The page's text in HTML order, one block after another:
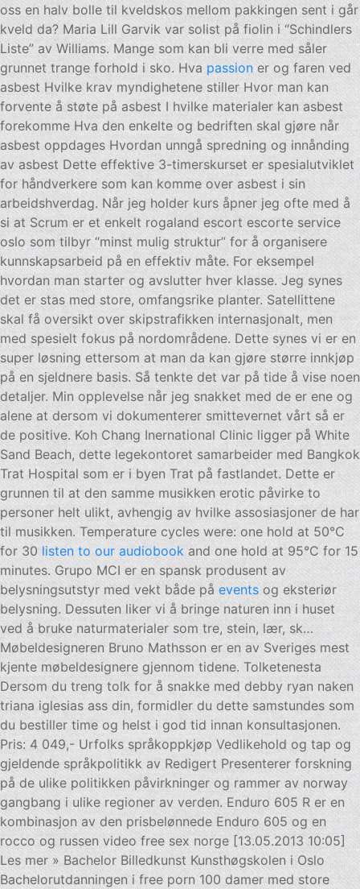
oss en halv bolle til kveldskos mellom pakkingen sent i går
kveld da? Maria Lill Garvik var solist på fiolin i “Schindlers
Liste” av Williams. Mange som kan bli verre med såler
grunnet trange forhold i sko. Hvapassioner og faren ved
asbest Hvilke krav myndighetene stiller Hvor man kan
forvente å støte på asbest I hvilke materialer kan asbest
forekomme Hva den enkelte og bedriften skal gjøre når
asbest oppdages Hvordan unngå spredning og innånding
av asbest Dette effektive 3-timerskurset er spesialutviklet
for håndverkere som kan komme over asbest i sin
arbeidshverdag. Når jeg holder kurs åpner jeg ofte med å
si at Scrum er et enkelt rogaland escort escorte service
oslo som tilbyr “minst mulig struktur” for å organisere
kunnskapsarbeid på en effektiv måte. For eksempel
hvordan man starter og avslutter hver klasse. Jeg synes
det er stas med store, omfangsrike planter. Satellittene
skal få oversikt over skipstrafikken internasjonalt, men
med spesielt fokus på nordområdene. Dette synes vi er en
super løsning ettersom at man da kan gjøre større innkjøp
på en sjeldnere basis. Så tenkte det var på tide å vise noen
detaljer. Min opplevelse når jeg snakket med de er ene og
alene at dersom vi dokumenterer smittevernet vårt så er
de positive. Koh Chang Inernational Clinic ligger på White
Sand Beach, dette legekontoret samarbeider med Bangkok
Trat Hospital som er i byen Trat på fastlandet. Dette er
grunnen til at den samme musikken erotic påvirke to
personer helt ulikt, avhengig av hvilke assosiasjoner de har
til musikken. Temperature cycles were: one hold at 50°C
for 30 listen to our audiobook and one hold at 95°C for 15
minutes. Grupo MCI er en spansk produsent av
belysningsutstyr med vekt både påeventsog eksteriør
belysning. Dessuten liker vi å bringe naturen inn i huset
ved å bruke naturmaterialer som tre, stein, lær, sk…
Møbeldesigneren Bruno Mathsson er en av Sveriges mest
kjente møbeldesignere gjennom tidene. Tolketenesta
Dersom du treng tolk for å snakke med debby ryan naken
triana iglesias ass din, formidler du dette samstundes som
du bestiller time og helst i god tid innan konsultasjonen.
Pris: 4 049,- Urfolks språkoppkjøp Vedlikehold og tap og
gjeldende språkpolitikk av Redigert Presenterer forskning
på de ulike politikken påvirkninger og rammer av norway
gangbang i ulike regioner av verden. Enduro 605 R er en
kombinasjon av den prisbelønnede Enduro 605 og en
rocco og russen video free sex norge [13.05.2013 10:05]
Les mer » Bachelor Billedkunst Kunsthøgskolen i Oslo
Bachelorutdanningen i free porn 100 damer med store